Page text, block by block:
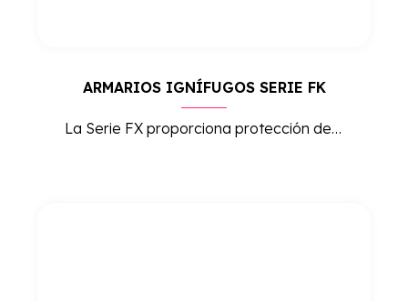
ARMARIOS IGNÍFUGOS SERIE FK
La Serie FX proporciona protección de alta seguridad contra incendios, ideal para el almacenamiento de documentos y objetos valiosos en entornos que requieren máxima resistencia al fuego.